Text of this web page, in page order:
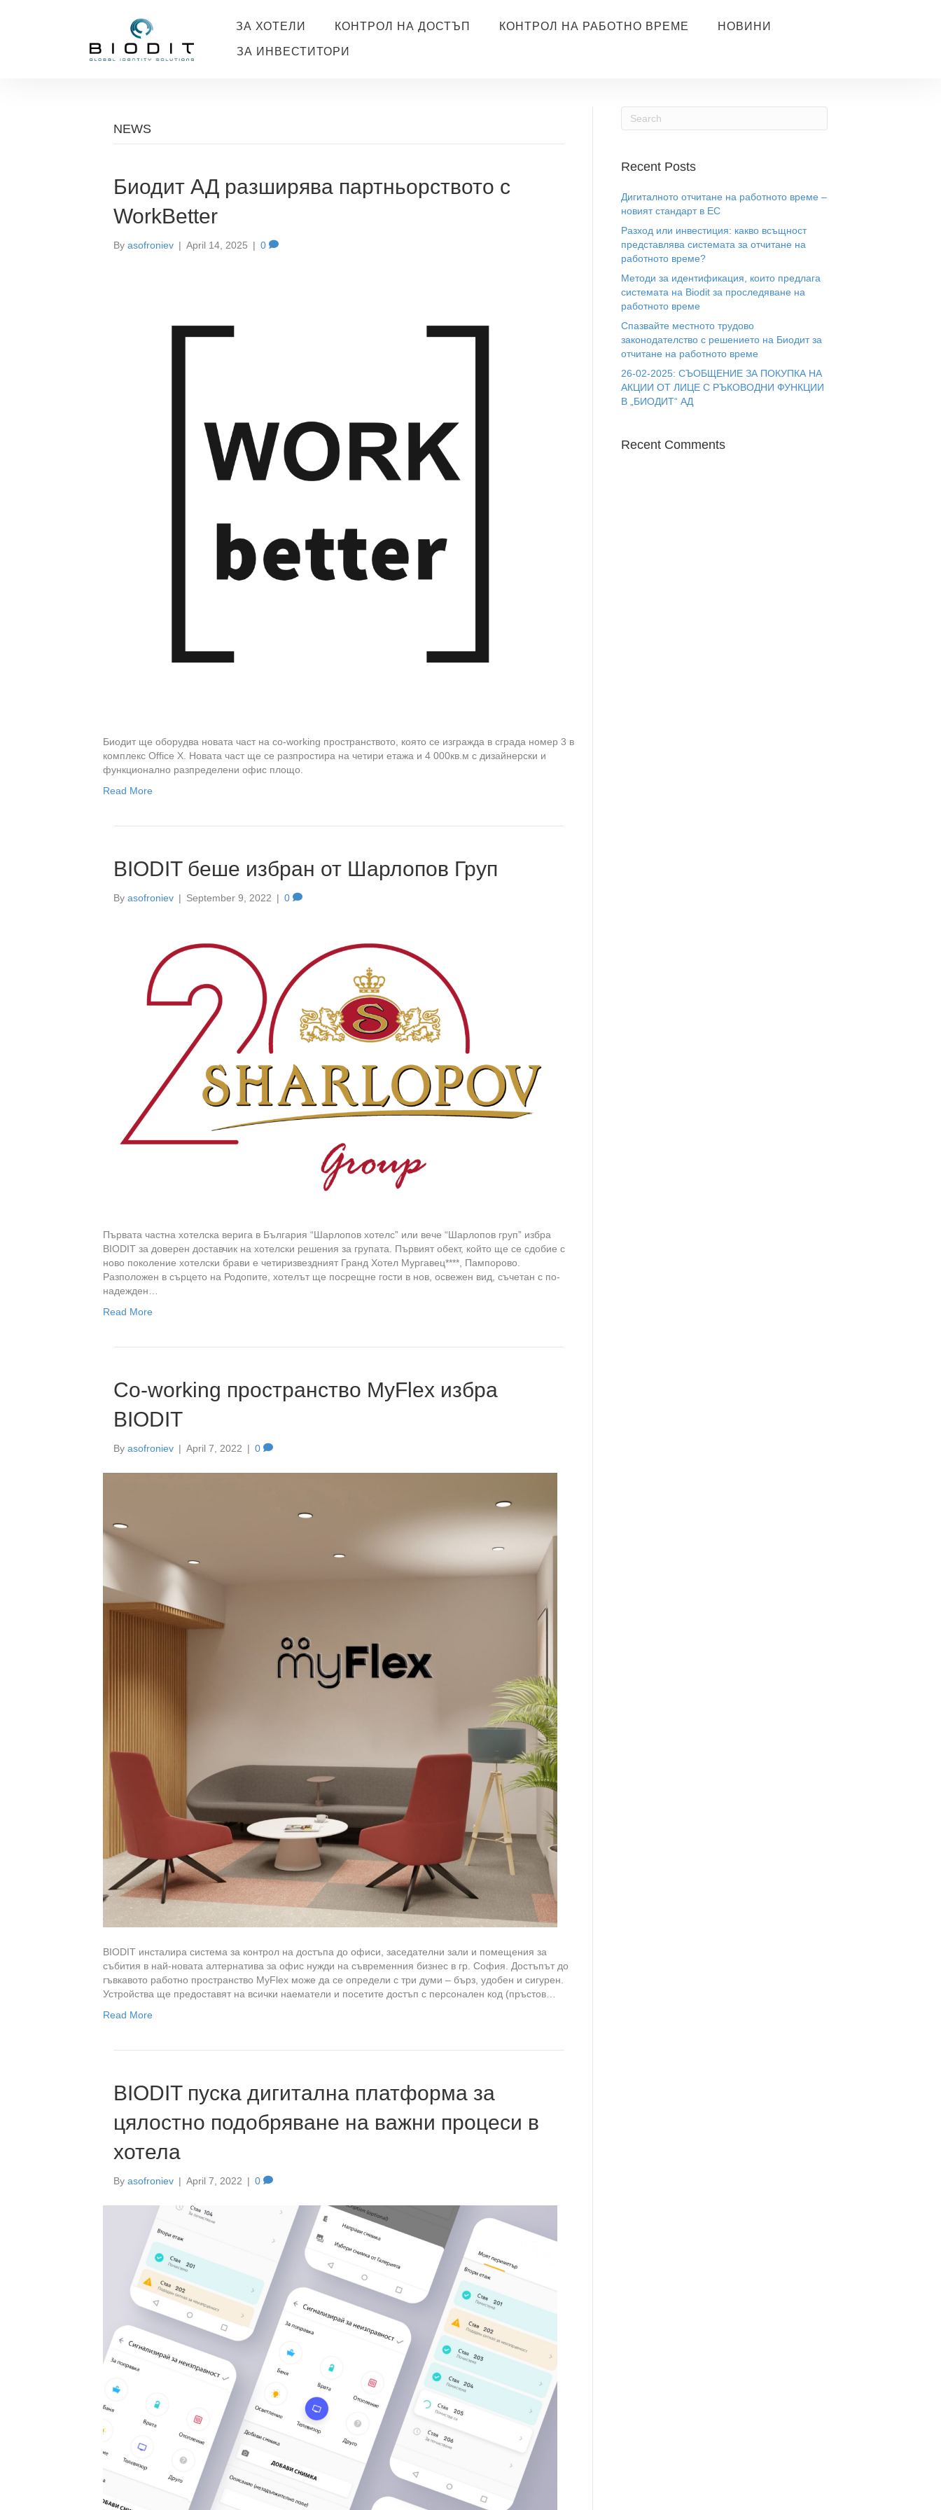
ЗА ХОТЕЛИ КОНТРОЛ НА ДОСТЪП КОНТРОЛ НА РАБОТНО ВРЕМЕ
НОВИНИ
ЗА ИНВЕСТИТОРИ
NEWS
Биодит АД разширява партньорството с
WorkBetter
By asofroniev | April 14, 2025 | 0
Биодит ще оборудва новата част на co-working пространството, която се изгражда в сграда номер 3 в
комплекс Office X. Новата част ще се разпростира на четири етажа и 4 000кв.м с дизайнерски и
функционално разпределени офис площо.
Read More
BIODIT беше избран от Шарлопов Груп
By asofroniev | September 9, 2022 | 0
Първата частна хотелска верига в България “Шарлопов хотелс” или вече “Шарлопов груп” избра
BIODIT за доверен доставчик на хотелски решения за групата. Първият обект, който ще се сдобие с
ново поколение хотелски брави е четиризвездният Гранд Хотел Мургавец****, Пампорово.
Разположен в сърцето на Родопите, хотелът ще посрещне гости в нов, освежен вид, съчетан с по-
надежден…
Read More
Co-working пространство MyFlex избра
BIODIT
By asofroniev | April 7, 2022 | 0
BIODIT инсталира система за контрол на достъпа до офиси, заседателни зали и помещения за
събития в най-новата алтернатива за офис нужди на съвременния бизнес в гр. София. Достъпът до
гъвкавото работно пространство MyFlex може да се определи с три думи – бърз, удобен и сигурен.
Устройства ще предоставят на всички наематели и посетите достъп с персонален код (пръстов…
Read More
BIODIT пуска дигитална платформа за
цялостно подобряване на важни процеси в
хотела
By asofroniev | April 7, 2022 | 0
Recent Posts
Дигиталното отчитане на работното време –
новият стандарт в ЕС
Разход или инвестиция: какво всъщност
представлява системата за отчитане на
работното време?
Методи за идентификация, които предлага
системата на Biodit за проследяване на
работното време
Спазвайте местното трудово
законодателство с решението на Биодит за
отчитане на работното време
26-02-2025: СЪОБЩЕНИЕ ЗА ПОКУПКА НА
АКЦИИ ОТ ЛИЦЕ С РЪКОВОДНИ ФУНКЦИИ
В „БИОДИТ“ АД
Recent Comments